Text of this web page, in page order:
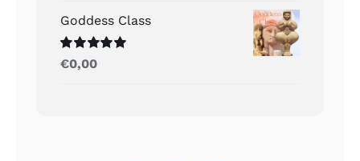
Goddess Class
Gewaardeerd
5.00
€0,00